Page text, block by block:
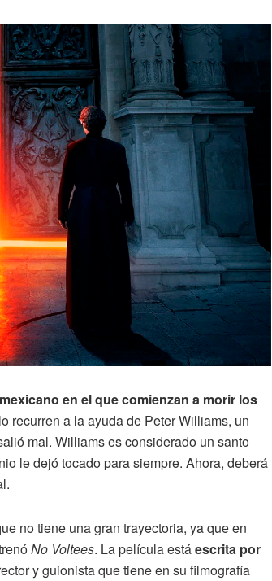
en el que comienzan a morir los
recurren a la ayuda de Peter Williams, un
mal. Williams es considerado un santo
le dejó tocado para siempre. Ahora, deberá
no tiene una gran trayectoria, ya que en
No Voltees. La película estáescrita por
y guionista que tiene en su filmografía